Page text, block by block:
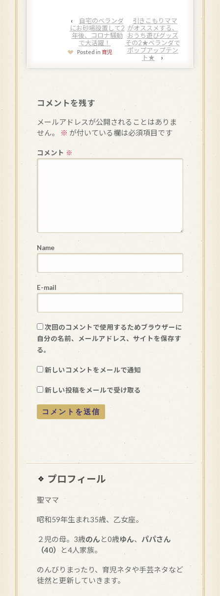
‹
自宅のベランダ
にお砂場設置して2
年後、コロナ騒動
で大活躍！
引きこもりママ
がオススメする、
おうち遊びグッズ
その2★ベランダで
ポップアップテン
ト★
›
Posted in 育児
コメントを残す
メールアドレスが公開されることはありま
せん。
※ が付いている欄は必須項目です
コメント ※
Name
E-mail
次回のコメントで使用するためブラウザーに
自分の名前、メールアドレス、サイトを保存す
る。
新しいコメントをメールで通知
新しい投稿をメールで受け取る
プロフィール
聖ママ
昭和59年生まれ35歳、乙女座。
２児の母。3歳のん と0歳ゆん、 パパさん
（40）
と4人家族。
のんびりまったり、育児ネタや手芸ネタなど
徒然と更新していきます。